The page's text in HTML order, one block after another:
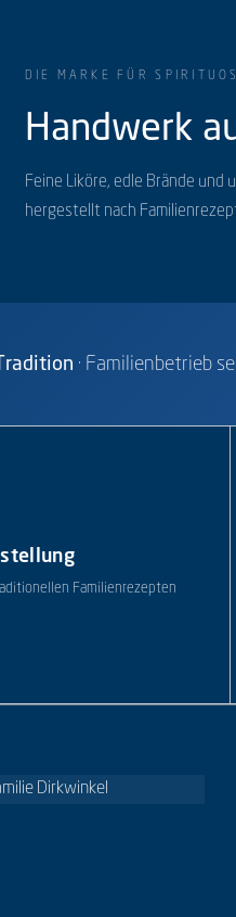
DIE MARKE FÜR
Handwerk
Feine Liköre, edle Brände und
hergestellt nach
· Familienbetrieb
Familienrezepten